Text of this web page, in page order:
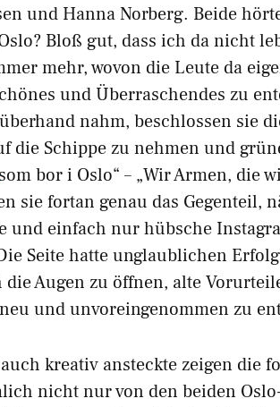
und Hanna Norberg. Beide
Bloß gut, dass ich da nicht
mehr, wovon die Leute da
und Überraschendes zu
nahm, beschlossen sie
die Schippe zu nehmen und
som bor i Oslo“ – „Wir Armen, die
sie fortan genau das Gegenteil,
und einfach nur hübsche
Seite hatte unglaublichen
Augen zu öffnen, alte
und unvoreingenommen zu
kreativ ansteckte zeigen die
nicht nur von den beiden